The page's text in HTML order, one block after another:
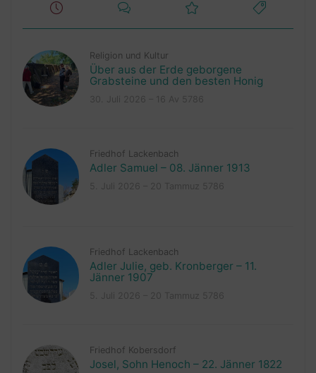
Religion und Kultur
Über aus der Erde geborgene
Grabsteine und den besten Honig
Friedhof Lackenbach
Adler Samuel – 08. Jänner 1913
Friedhof Lackenbach
Adler Julie, geb. Kronberger – 11.
Jänner 1907
Friedhof Kobersdorf
Josel, Sohn Henoch – 22. Jänner 1822